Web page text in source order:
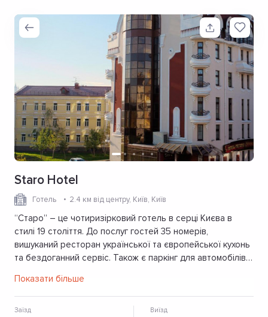
Staro Hotel
Готель 2.4 км від центру, Київ, Київ
“Старо” – це чотиризірковий готель в серці Києва в
стилі 19 століття. До послуг гостей 35 номерів,
вишуканий ресторан української та європейської кухонь
та бездоганний сервіс. Також є паркінг для автомобілів,
Показати більше
Заїзд Виїзд